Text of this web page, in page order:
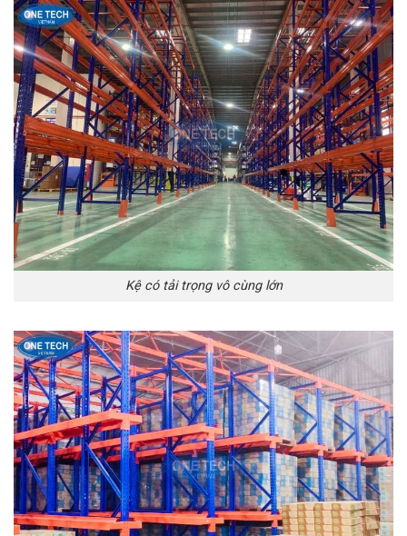
Kệ có tải trọng vô cùng lớn